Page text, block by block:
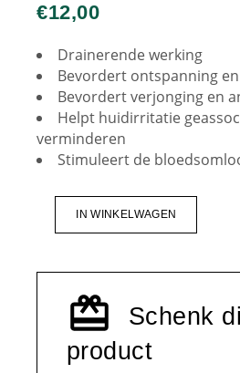
€12,00
Drainerende werking
Bevordert ontspanning
Bevordert verjonging en
Helpt huidirritatie
verminderen
Stimuleert de
IN WINKELWAGEN
Schenk
product